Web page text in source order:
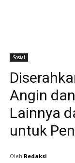
Sosial
Angin
Lainnya
untuk
Oleh Redaksi